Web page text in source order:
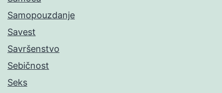
Samopouzdanje
Savest
Savršenstvo
Sebičnost
Seks